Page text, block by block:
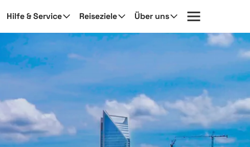
Hilfe & Service Reiseziele Über uns